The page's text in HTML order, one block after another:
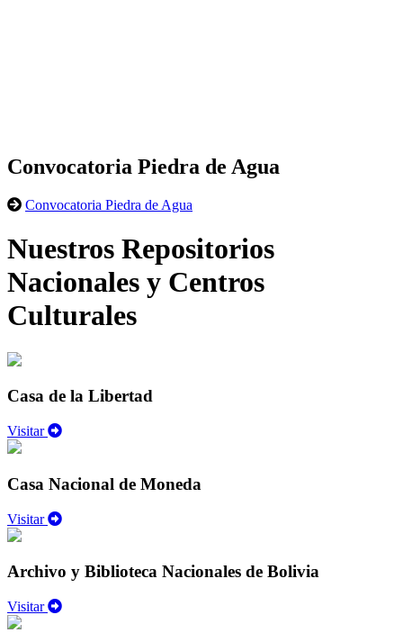
Convocatoria Piedra de Agua
Convocatoria Piedra de Agua
Nuestros Repositorios
Nacionales y Centros
Culturales
Casa de la Libertad
Visitar
Casa Nacional de Moneda
Visitar
Archivo y Biblioteca Nacionales de Bolivia
Visitar